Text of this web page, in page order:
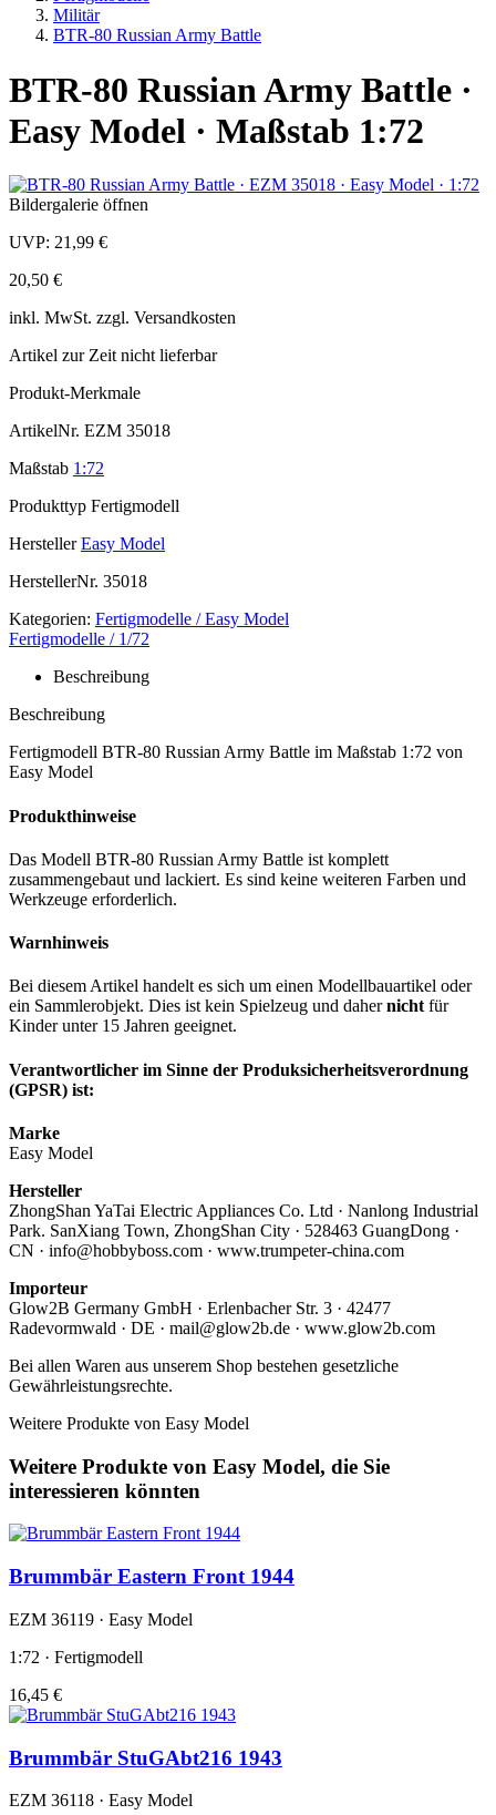
Militär
BTR-80 Russian Army Battle
BTR-80 Russian Army Battle ·
Easy Model · Maßstab 1:72
Bildergalerie öffnen
UVP: 21,99 €
20,50 €
inkl. MwSt. zzgl. Versandkosten
Artikel zur Zeit nicht lieferbar
Produkt-Merkmale
ArtikelNr. EZM 35018
Maßstab 1:72
Produkttyp Fertigmodell
Hersteller Easy Model
HerstellerNr. 35018
Kategorien: Fertigmodelle / Easy Model
Fertigmodelle / 1/72
Beschreibung
Beschreibung
Fertigmodell BTR-80 Russian Army Battle im Maßstab 1:72 von
Easy Model
Produkthinweise
Das Modell BTR-80 Russian Army Battle ist komplett
zusammengebaut und lackiert. Es sind keine weiteren Farben und
Werkzeuge erforderlich.
Warnhinweis
Bei diesem Artikel handelt es sich um einen Modellbauartikel oder
ein Sammlerobjekt. Dies ist kein Spielzeug und dahernicht für
Kinder unter 15 Jahren geeignet.
Verantwortlicher im Sinne der Produksicherheitsverordnung
(GPSR) ist:
Marke
Easy Model
Hersteller
ZhongShan YaTai Electric Appliances Co. Ltd · Nanlong Industrial
Park. SanXiang Town, ZhongShan City · 528463 GuangDong ·
CN · info@hobbyboss.com · www.trumpeter-china.com
Importeur
Glow2B Germany GmbH · Erlenbacher Str. 3 · 42477
Radevormwald · DE · mail@glow2b.de · www.glow2b.com
Bei allen Waren aus unserem Shop bestehen gesetzliche
Gewährleistungsrechte.
Weitere Produkte von Easy Model
Weitere Produkte von Easy Model, die Sie
interessieren könnten
Brummbär Eastern Front 1944
EZM 36119 · Easy Model
1:72 · Fertigmodell
16,45 €
Brummbär StuGAbt216 1943
EZM 36118 · Easy Model